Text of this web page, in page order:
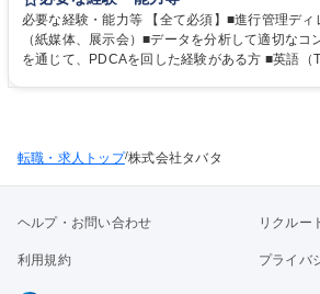
携わっていただきます。 【業務内容】 ■各種クリエイティブ制作のディレ
クション・進行管理 ■展示会（年数回）の進行
ローバルマーケティングの企画、管理（詳細は勤
必要な経験・能力等 【全て必須】■進行管理デ
（紙媒体、展示会）■データを分析して適切なコ
を通じて、PDCAを回した経験がある方 ■英語（
のもと、自らのアイデアをスピーディに形にしな
転職・求人トップ/株式会社タバタ
ヘルプ・お問い合わせ リクルー
利用規約 プライバ